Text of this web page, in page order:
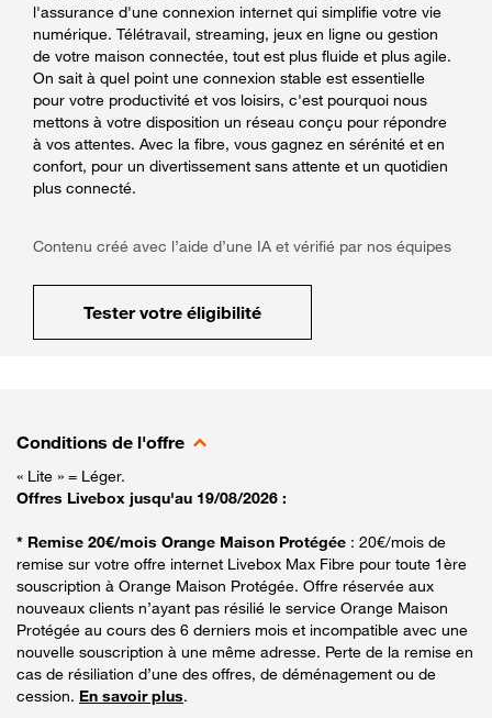
l'assurance d'une connexion internet qui simplifie votre vie
numérique. Télétravail, streaming, jeux en ligne ou gestion
de votre maison connectée, tout est plus fluide et plus agile.
On sait à quel point une connexion stable est essentielle
pour votre productivité et vos loisirs, c'est pourquoi nous
mettons à votre disposition un réseau conçu pour répondre
à vos attentes. Avec la fibre, vous gagnez en sérénité et en
confort, pour un divertissement sans attente et un quotidien
plus connecté.
Contenu créé avec l’aide d’une IA et vérifié par nos équipes
Tester votre éligibilité
Conditions de l'offre
« Lite » = Léger.
Offres Livebox jusqu'au 19/08/2026 :
* Remise 20€/mois Orange Maison Protégée : 20€/mois de
remise sur votre offre internet Livebox Max Fibre pour toute 1ère
souscription à Orange Maison Protégée. Offre réservée aux
nouveaux clients n’ayant pas résilié le service Orange Maison
Protégée au cours des 6 derniers mois et incompatible avec une
nouvelle souscription à une même adresse. Perte de la remise en
cas de résiliation d’une des offres, de déménagement ou de
cession. En savoir plus.